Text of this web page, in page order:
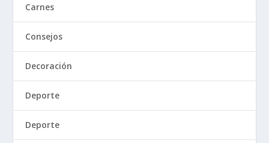
Carnes
Consejos
Decoración
Deporte
Deporte